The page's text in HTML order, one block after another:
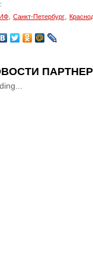
Санкт-Петербург